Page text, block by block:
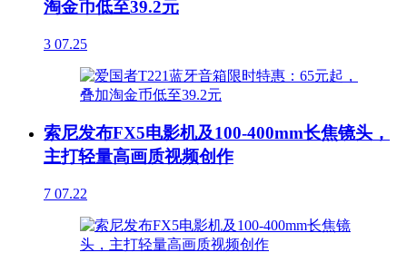
淘金币低至39.2元
3 07.25
索尼发布FX5电影机及100-400mm长焦镜头，
主打轻量高画质视频创作
7 07.22